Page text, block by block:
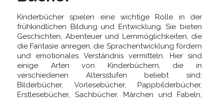
Kinderbücher spielen eine wichtige Rolle in der
frühkindlichen Bildung und Entwicklung. Sie bieten
Geschichten, Abenteuer und Lernmöglichkeiten, die
die Fantasie anregen, die Sprachentwicklung fördern
und emotionales Verständnis vermitteln. Hier sind
einige Arten von Kinderbüchern, die in
verschiedenen Altersstufen beliebt sind:
Bilderbücher, Vorlesebücher, Pappbilderbücher,
Erstlesebücher, Sachbücher, Märchen und Fabeln,